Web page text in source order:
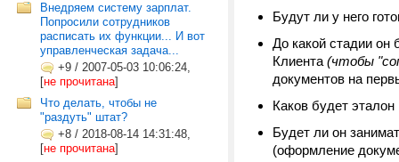
Внедряем систему зарплат.
Попросили сотрудников
расписать их функции... И вот
управленческая задача...
+9 / 2007-05-03 10:06:24,
[не прочитана]
Что делать, чтобы не
"раздуть" штат?
+8 / 2018-08-14 14:31:48,
[не прочитана]
Будут ли у него
До какой стадии он
Клиента (чтобы
документов на
Каков будет
Будет ли он
(оформление